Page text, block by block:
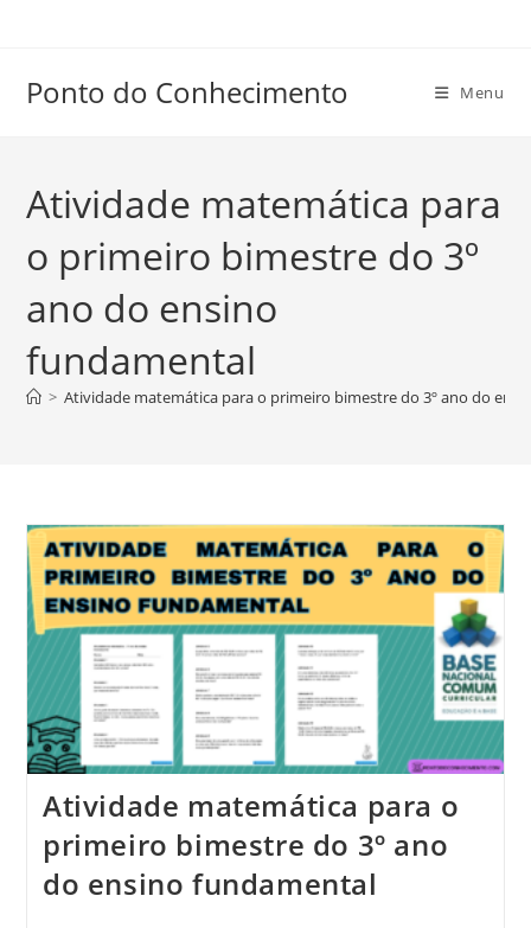
conteúdo
Ponto do Conhecimento Menu
Atividade matemática para
o primeiro bimestre do 3º
ano do ensino
fundamental
> Atividade matemática para o primeiro bimestre do 3º ano do
Atividade matemática para o
primeiro bimestre do 3º ano
do ensino fundamental